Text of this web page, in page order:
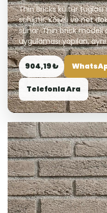
Thin Bricks kültür tuğlası
sahiptir. Köşeli ve net
sunar. Thin brick modeli
uygulaması yapılan,
904,19 ₺
Telefonla Ara